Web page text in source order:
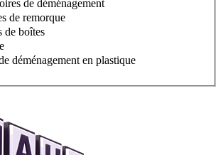
de déménagement
de remorque
de boîtes
déménagement en plastique